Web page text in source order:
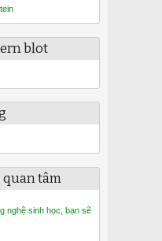
blot
quan tâm
nghệ sinh học, bạn sẽ